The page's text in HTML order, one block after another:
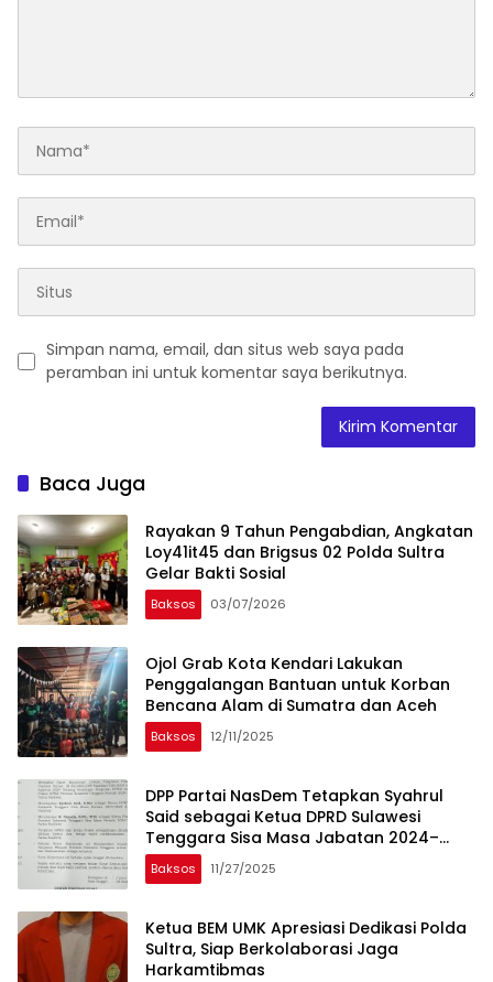
Simpan nama, email, dan situs web saya pada
peramban ini untuk komentar saya berikutnya.
Baca Juga
Rayakan 9 Tahun Pengabdian, Angkatan
Loy41it45 dan Brigsus 02 Polda Sultra
Gelar Bakti Sosial
Baksos 03/07/2026
Ojol Grab Kota Kendari Lakukan
Penggalangan Bantuan untuk Korban
Bencana Alam di Sumatra dan Aceh
Baksos 12/11/2025
DPP Partai NasDem Tetapkan Syahrul
Said sebagai Ketua DPRD Sulawesi
Tenggara Sisa Masa Jabatan 2024–
2029
Baksos 11/27/2025
Ketua BEM UMK Apresiasi Dedikasi Polda
Sultra, Siap Berkolaborasi Jaga
Harkamtibmas